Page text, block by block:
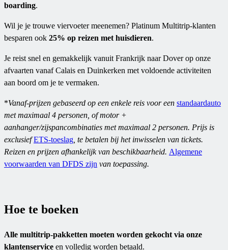
boarding.
Wil je je trouwe viervoeter meenemen? Platinum Multitrip-klanten
besparen ook 25% op reizen met huisdieren.
Je reist snel en gemakkelijk vanuit Frankrijk naar Dover op onze
afvaarten vanaf Calais en Duinkerken met voldoende activiteiten
aan boord om je te vermaken.
*Vanaf-prijzen gebaseerd op een enkele reis voor een standaardauto
met maximaal 4 personen, of motor +
aanhanger/zijspancombinaties met maximaal 2 personen. Prijs is
exclusiefETS-toeslag , te betalen bij het inwisselen van tickets.
Reizen en prijzen afhankelijk van beschikbaarheid. Algemene
voorwaarden van DFDS zijn van toepassing.
Hoe te boeken
Alle multitrip-pakketten moeten worden gekocht via onze
klantenservice en volledig worden betaald.